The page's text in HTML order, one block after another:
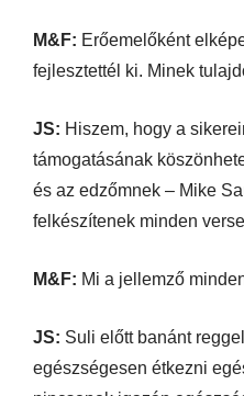
M&F: Erőemelőként
fejlesztettél ki. Minek
JS: Hiszem, hogy a
támogatásának
és az edzőmnek – Mike
felkészítenek minden
M&F: Mi a jellemző
JS: Suli előtt banánt
egészségesen étkezni